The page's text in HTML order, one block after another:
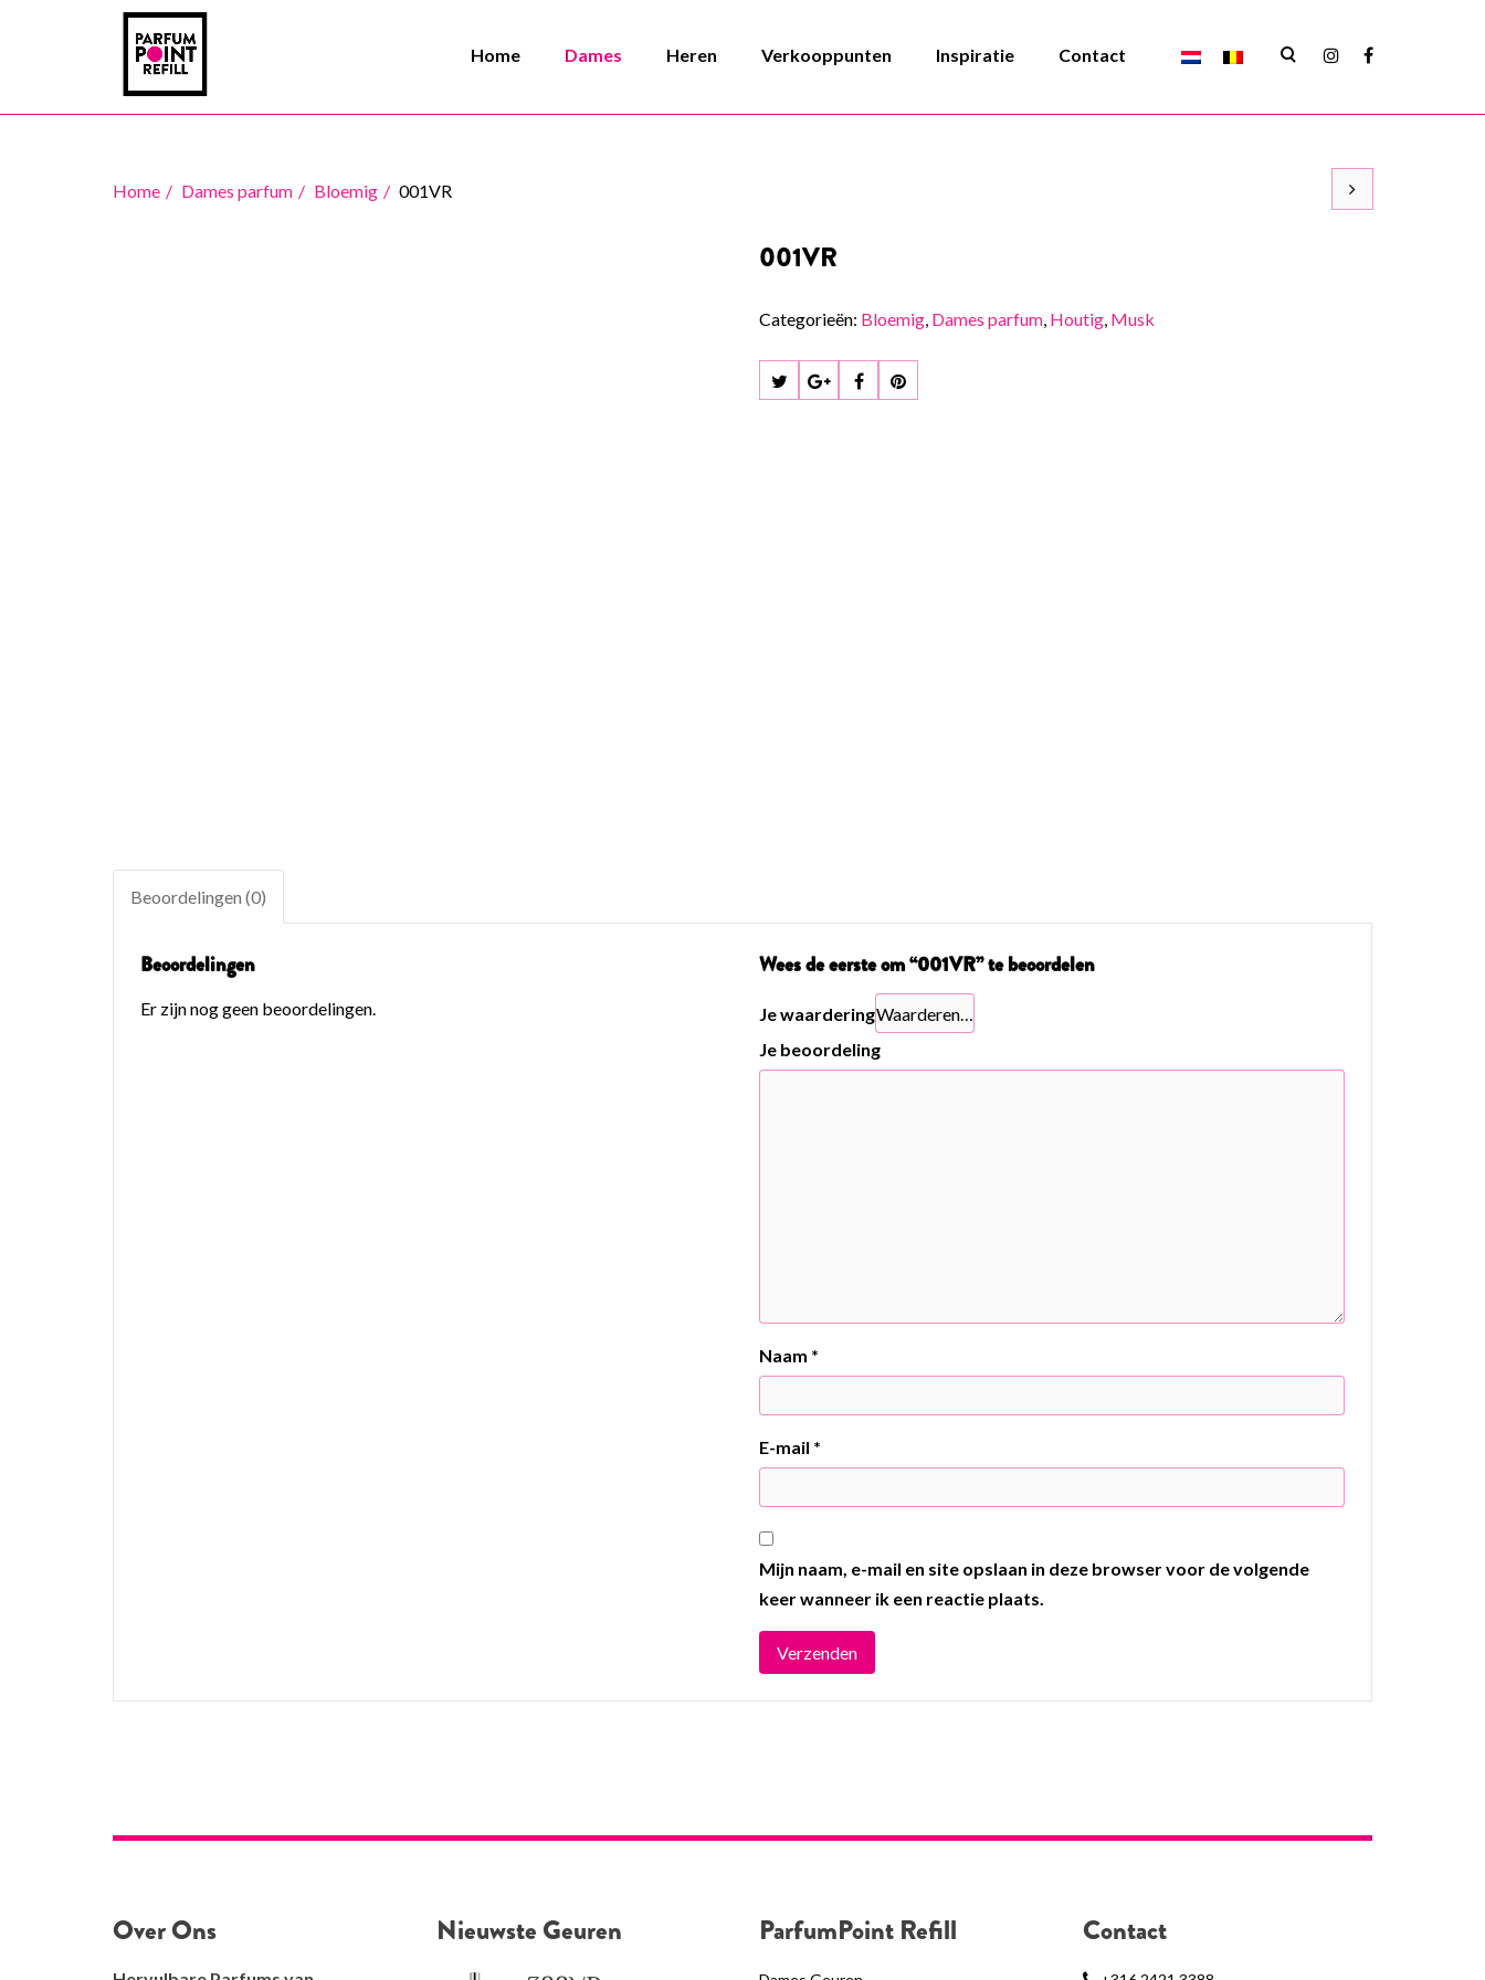
Home Dames Heren Verkooppunten Inspiratie Contact
Home Dames parfum Bloemig 001VR
001VR
Categorieën: Bloemig, Dames parfum, Houtig, Musk
Beoordelingen (0)
Beoordelingen
Er zijn nog geen beoordelingen.
Wees de eerste om “001VR” te beoordelen
Je waardering
Je beoordeling
Naam *
E-mail *
Mijn naam, e-mail en site opslaan in deze browser voor de volgende
keer wanneer ik een reactie plaats.
Over Ons Nieuwste Geuren ParfumPoint Refill Contact